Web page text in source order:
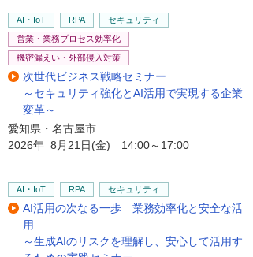
AI・IoT RPA
セキュリティ
営業・業務プロセス効率化
機密漏えい・外部侵入対策
次世代ビジネス戦略セミナー
～セキュリティ強化とAI活用で実現する企業
変革～
愛知県・名古屋市
2026年 8月21日(金) 14:00～17:00
AI・IoT RPA セキュリティ
AI活用の次なる一歩 業務効率化と安全な活
用
～生成AIのリスクを理解し、安心して活用す